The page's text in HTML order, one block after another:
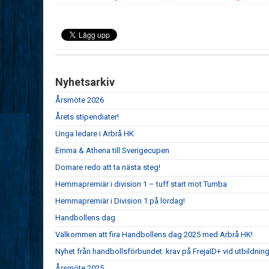
Nyhetsarkiv
Årsmöte 2026
Årets stipendiater!
Unga ledare i Arbrå HK
Emma & Athena till Sverigecupen
Domare redo att ta nästa steg!
Hemmapremiär i division 1 – tuff start mot Tumba
Hemmapremiär i Division 1 på lördag!
Handbollens dag
Välkommen att fira Handbollens dag 2025 med Arbrå HK!
Nyhet från handbollsförbundet: krav på FrejaID+ vid